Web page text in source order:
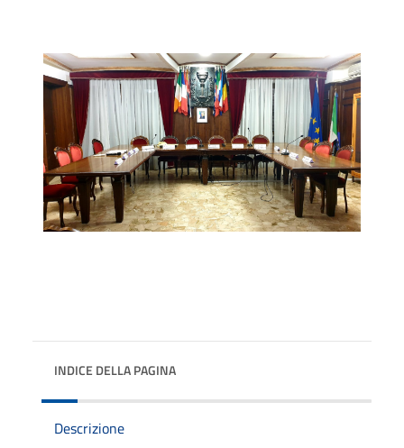
INDICE DELLA PAGINA
Descrizione